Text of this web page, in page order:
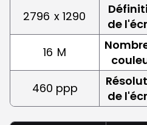
2796 x 1290
de
16 M
460 ppp
de